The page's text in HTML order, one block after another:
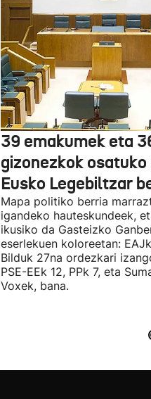
39 emakumek eta
gizonezkok osatuko
Eusko Legebiltzar
Mapa politiko berria
igandeko hauteskundeek,
ikusiko da Gasteizko
eserlekuen koloreetan:
Bilduk 27na ordezkari
PSE-EEk 12, PPk 7, eta
Voxek, bana.